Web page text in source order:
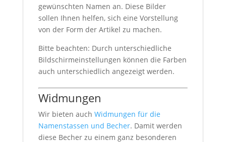
gewünschten Namen an. Diese Bilder
sollen Ihnen helfen, sich eine Vorstellung
von der Form der Artikel zu machen.
Bitte beachten: Durch unterschiedliche
Bildschirmeinstellungen können die Farben
auch unterschiedlich angezeigt werden.
Widmungen
Wir bieten auch Widmungen für die
Namenstassen und Becher. Damit werden
diese Becher zu einem ganz besonderen